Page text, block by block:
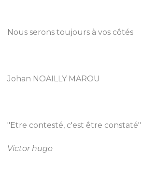
Nous serons toujours à vos côtés
Johan NOAILLY MAROU
"Etre contesté, c'est être constaté"
Victor hugo